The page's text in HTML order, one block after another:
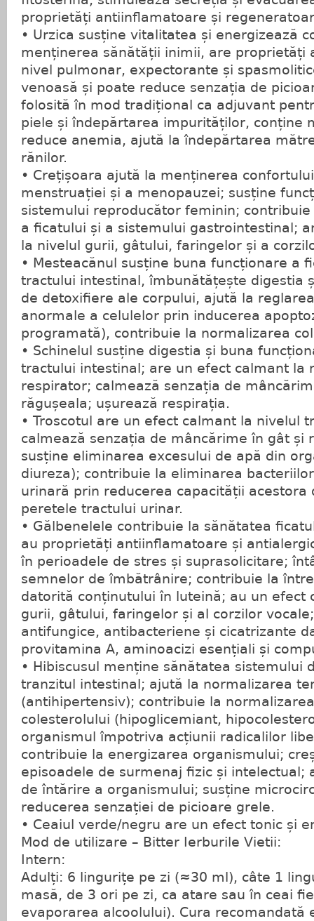
proprietăți antiinflamatoare și
• Urzica susține vitalitatea și energizează
menținerea sănătății inimii, are proprietăți
nivel pulmonar, expectorante și
venoasă și poate reduce senzația de
folosită în mod tradițional ca adjuvant
piele și îndepărtarea impurităților, conține
reduce anemia, ajută la îndepărtarea
rănilor.
• Crețișoara ajută la menținerea
menstruației și a menopauzei; susține
sistemului reproducător feminin;
a ficatului și a sistemului gastrointestinal;
la nivelul gurii, gâtului, faringelor și a
• Mesteacănul susține buna funcționare a
tractului intestinal, îmbunătățește digestia
de detoxifiere ale corpului, ajută la
anormale a celulelor prin inducerea
programată), contribuie la normalizarea
• Schinelul susține digestia și buna
tractului intestinal; are un efect calmant la
respirator; calmează senzația de
răgușeala; ușurează respirația.
• Troscotul are un efect calmant la nivelul
calmează senzația de mâncărime în gât și
susține eliminarea excesului de apă din
diureza); contribuie la eliminarea
urinară prin reducerea capacității acestora
peretele tractului urinar.
• Gălbenelele contribuie la sănătatea
au proprietăți antiinflamatoare și
în perioadele de stres și suprasolicitare;
semnelor de îmbătrânire; contribuie la
datorită conținutului în luteină; au un efect
gurii, gâtului, faringelor și al corzilor
antifungice, antibacteriene și cicatrizante
provitamina A, aminoacizi esențiali și
• Hibiscusul menține sănătatea sistemului
tranzitul intestinal; ajută la normalizarea
(antihipertensiv); contribuie la
colesterolului (hipoglicemiant,
organismul împotriva acțiunii radicalilor
contribuie la energizarea organismului;
episoadele de surmenaj fizic și intelectual;
de întărire a organismului; susține
reducerea senzației de picioare grele.
• Ceaiul verde/negru are un efect tonic și
Mod de utilizare – Bitter Ierburile Vietii:
Intern:
Adulți: 6 lingurițe pe zi (≈30 ml), câte 1
masă, de 3 ori pe zi, ca atare sau în ceai
evaporarea alcoolului). Cura recomandată